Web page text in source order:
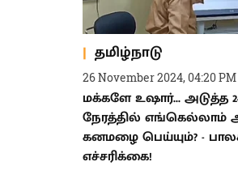
தமிழ்நாடு
26 November 2024, 04:20 PM
மக்களே உஷார்... அடுத்த
நேரத்தில் எங்கெல்லாம்
கனமழை பெய்யும்? -
எச்சரிக்கை!